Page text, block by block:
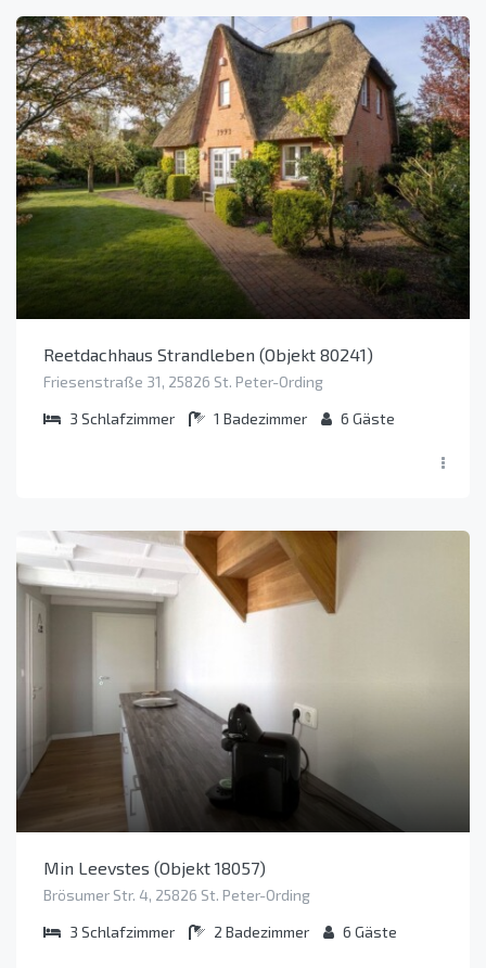
Reetdachhaus Strandleben (Objekt 80241)
Friesenstraße 31, 25826 St. Peter-Ording
3 Schlafzimmer 1 Badezimmer 6 Gäste
Min Leevstes (Objekt 18057)
Brösumer Str. 4, 25826 St. Peter-Ording
3 Schlafzimmer 2 Badezimmer 6 Gäste